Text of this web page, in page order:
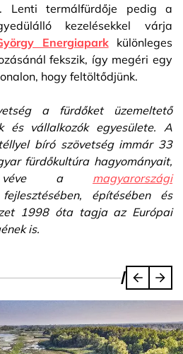
Lenti termálfürdője pedig a
kezelésekkel várja
Energiaparkkülönleges
fekszik, így megéri egy
hogy feltöltődjünk.
a fürdőket üzemeltető
és vállalkozók egyesülete. A
bíró szövetség immár 33
fürdőkultúra hagyományait,
véve a magyarországi
építésében és
1998 óta tagja az Európai
is.
/